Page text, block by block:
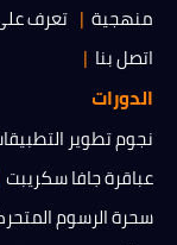
منهجية تعرف
اتصل بنا
الدورات
نجوم تطوير
عباقرة جافا سكريبت
سحرة الرسوم